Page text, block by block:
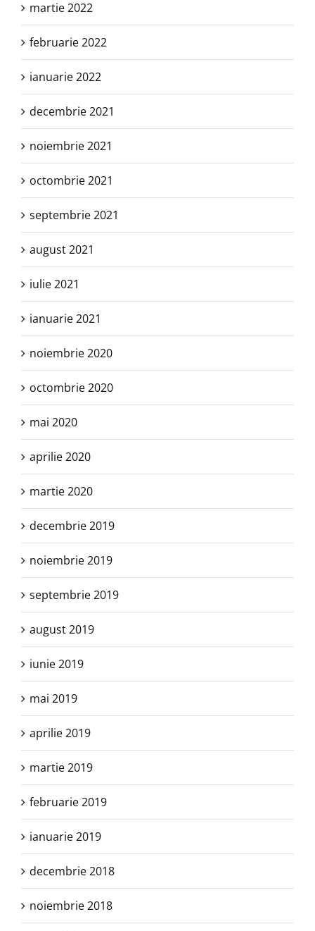
martie 2022
februarie 2022
ianuarie 2022
decembrie 2021
noiembrie 2021
octombrie 2021
septembrie 2021
august 2021
iulie 2021
ianuarie 2021
noiembrie 2020
octombrie 2020
mai 2020
aprilie 2020
martie 2020
decembrie 2019
noiembrie 2019
septembrie 2019
august 2019
iunie 2019
mai 2019
aprilie 2019
martie 2019
februarie 2019
ianuarie 2019
decembrie 2018
noiembrie 2018